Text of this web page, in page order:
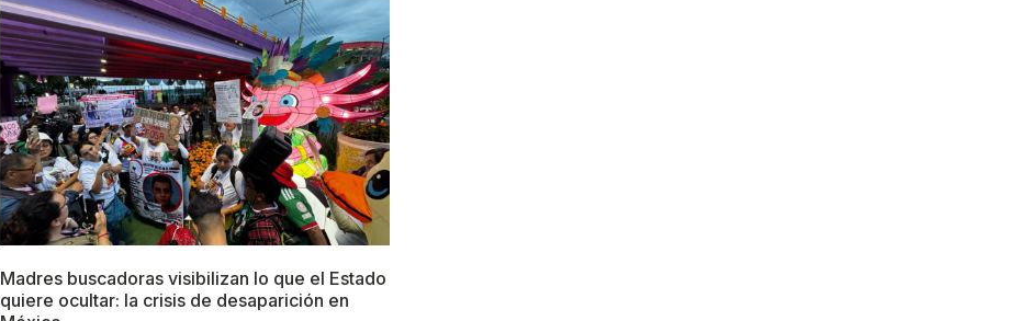
Madres buscadoras visibilizan lo que el Estado
quiere ocultar: la crisis de desaparición en